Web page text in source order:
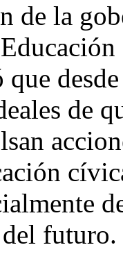
de la
de
del futuro.